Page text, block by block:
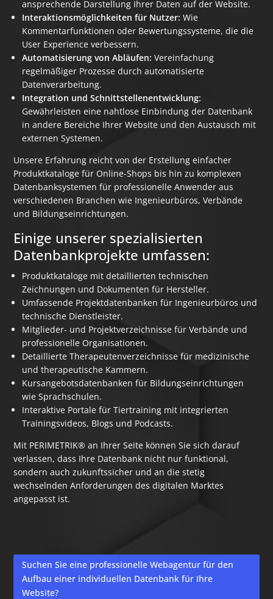
ansprechende Darstellung Ihrer Daten auf der Website.
Interaktionsmöglichkeiten für Nutzer: Wie
Kommentarfunktionen oder Bewertungssysteme, die die
User Experience verbessern.
Automatisierung von Abläufen: Vereinfachung
regelmäßiger Prozesse durch automatisierte
Datenverarbeitung.
Integration und Schnittstellenentwicklung:
Gewährleisten eine nahtlose Einbindung der Datenbank
in andere Bereiche Ihrer Website und den Austausch mit
externen Systemen.
Unsere Erfahrung reicht von der Erstellung einfacher
Produktkataloge für Online-Shops bis hin zu komplexen
Datenbanksystemen für professionelle Anwender aus
verschiedenen Branchen wie Ingenieurbüros, Verbände
und Bildungseinrichtungen.
Einige unserer spezialisierten
Datenbankprojekte umfassen:
Produktkataloge mit detaillierten technischen
Zeichnungen und Dokumenten für Hersteller.
Umfassende Projektdatenbanken für Ingenieurbüros und
technische Dienstleister.
Mitglieder- und Projektverzeichnisse für Verbände und
professionelle Organisationen.
Detaillierte Therapeutenverzeichnisse für medizinische
und therapeutische Kammern.
Kursangebotsdatenbanken für Bildungseinrichtungen
wie Sprachschulen.
Interaktive Portale für Tiertraining mit integrierten
Trainingsvideos, Blogs und Podcasts.
Mit PERIMETRIK® an Ihrer Seite können Sie sich darauf
verlassen, dass Ihre Datenbank nicht nur funktional,
sondern auch zukunftssicher und an die stetig
wechselnden Anforderungen des digitalen Marktes
angepasst ist.
Suchen Sie eine professionelle Webagentur für den
Aufbau einer individuellen Datenbank für Ihre
Website?